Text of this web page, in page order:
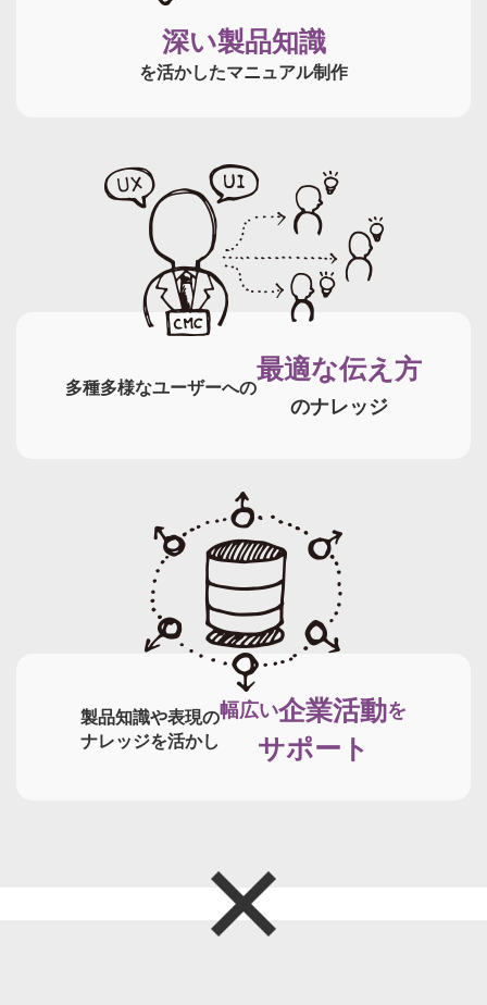
深い製品知識
を活かしたマニュアル制作
多種多様なユーザーへの
最適な伝え方
のナレッジ
製品知識や表現の
ナレッジを活かし
幅広い企業活動を
サポート